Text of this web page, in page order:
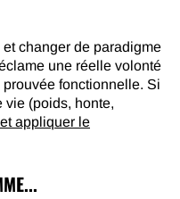
changer de paradigme
une réelle volonté
fonctionnelle. Si
vie (poids, honte,
appliquer le